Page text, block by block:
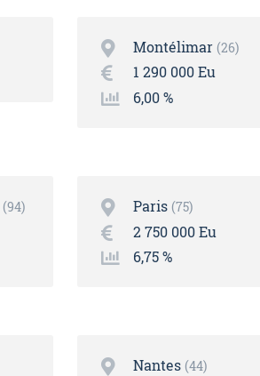
Montélimar 26
1 290 000 Eu
6,00 %
94 Paris 75
2 750 000 Eu
6,75 %
Nantes 44